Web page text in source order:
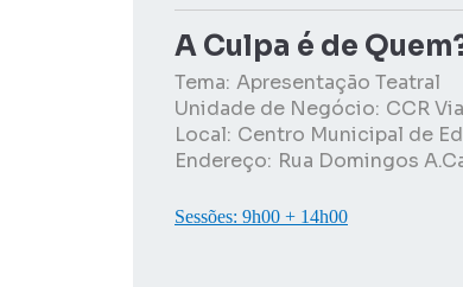
A Culpa é de
Tema: Apresentação Teatral
Unidade de Negócio: CCR
Local: Centro Municipal de
Endereço: Rua Domingos
Sessões: 9h00 + 14h00